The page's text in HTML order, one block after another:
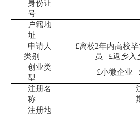
身份证
号
户籍地
址
申请人
类别
£离校2年内高校毕
员
£返乡入
创业类
型
£小微企业
注册名
称
注册地